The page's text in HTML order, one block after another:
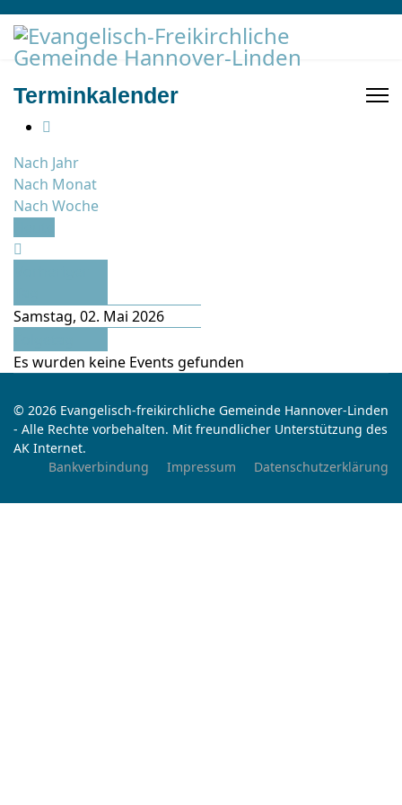
Terminkalender
Nach Jahr
Nach Monat
Nach Woche
Samstag, 02. Mai 2026
Es wurden keine Events gefunden
© 2026 Evangelisch-freikirchliche Gemeinde Hannover-Linden
- Alle Rechte vorbehalten. Mit freundlicher Unterstützung des
AK Internet.
Bankverbindung
Impressum Datenschutzerklärung